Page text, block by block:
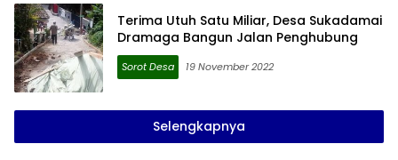
Terima Utuh Satu Miliar, Desa Sukadamai
Dramaga Bangun Jalan Penghubung
Sorot Desa 19 November 2022
Selengkapnya